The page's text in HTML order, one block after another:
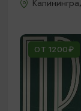
ОТ 1200₽